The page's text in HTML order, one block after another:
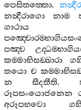
පෙසිතත‍්තො.
නන්‍දීරාගො
නාම
ගාථාය
පඤ‍්ච
කම‍්මාභිසඞ‍්ඛාරා
තයො ච
න
සීදතීති.
රූපසංයොජනෙන
අරූපභවො